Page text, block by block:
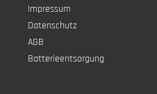
Impressum
Datenschutz
AGB
Batterieentsorgung